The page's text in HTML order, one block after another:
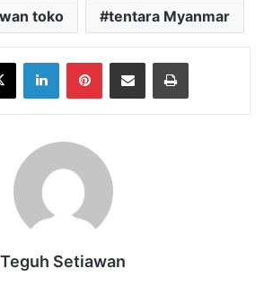
toko tentara Myanmar
X LinkedInPinterestShare via Email Print
Teguh Setiawan